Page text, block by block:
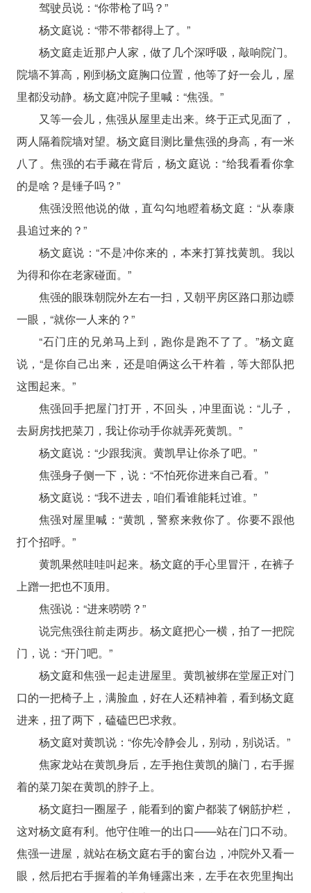
驾驶员说：“你带枪了吗？”
杨文庭说：“带不带都得上了。”
杨文庭走近那户人家，做了几个深呼吸，敲响院门。
院墙不算高，刚到杨文庭胸口位置，他等了好一会儿，屋
里都没动静。杨文庭冲院子里喊：“焦强。”
又等一会儿，焦强从屋里走出来。终于正式见面了，
两人隔着院墙对望。杨文庭目测比量焦强的身高，有一米
八了。焦强的右手藏在背后，杨文庭说：“给我看看你拿
的是啥？是锤子吗？”
焦强没照他说的做，直勾勾地瞪着杨文庭：“从泰康
县追过来的？”
杨文庭说：“不是冲你来的，本来打算找黄凯。我以
为得和你在老家碰面。”
焦强的眼珠朝院外左右一扫，又朝平房区路口那边瞟
一眼，“就你一人来的？”
“石门庄的兄弟马上到，跑你是跑不了了。”杨文庭
说，“是你自己出来，还是咱俩这么干杵着，等大部队把
这围起来。”
焦强回手把屋门打开，不回头，冲里面说：“儿子，
去厨房找把菜刀，我让你动手你就弄死黄凯。”
杨文庭说：“少跟我演。黄凯早让你杀了吧。”
焦强身子侧一下，说：“不怕死你进来自己看。”
杨文庭说：“我不进去，咱们看谁能耗过谁。”
焦强对屋里喊：“黄凯，警察来救你了。你要不跟他
打个招呼。”
黄凯果然哇哇叫起来。杨文庭的手心里冒汗，在裤子
上蹭一把也不顶用。
焦强说：“进来唠唠？”
说完焦强往前走两步。杨文庭把心一横，拍了一把院
门，说：“开门吧。”
杨文庭和焦强一起走进屋里。黄凯被绑在堂屋正对门
口的一把椅子上，满脸血，好在人还精神着，看到杨文庭
进来，扭了两下，磕磕巴巴求救。
杨文庭对黄凯说：“你先冷静会儿，别动，别说话。”
焦家龙站在黄凯身后，左手抱住黄凯的脑门，右手握
着的菜刀架在黄凯的脖子上。
杨文庭扫一圈屋子，能看到的窗户都装了钢筋护栏，
这对杨文庭有利。他守住唯一的出口——站在门口不动。
焦强一进屋，就站在杨文庭右手的窗台边，冲院外又看一
眼，然后把右手握着的羊角锤露出来，左手在衣兜里掏出